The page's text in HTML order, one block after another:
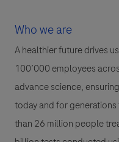
Who we are
A healthier future drives
100’000 employees
advance science,
today and for
than 26 million people